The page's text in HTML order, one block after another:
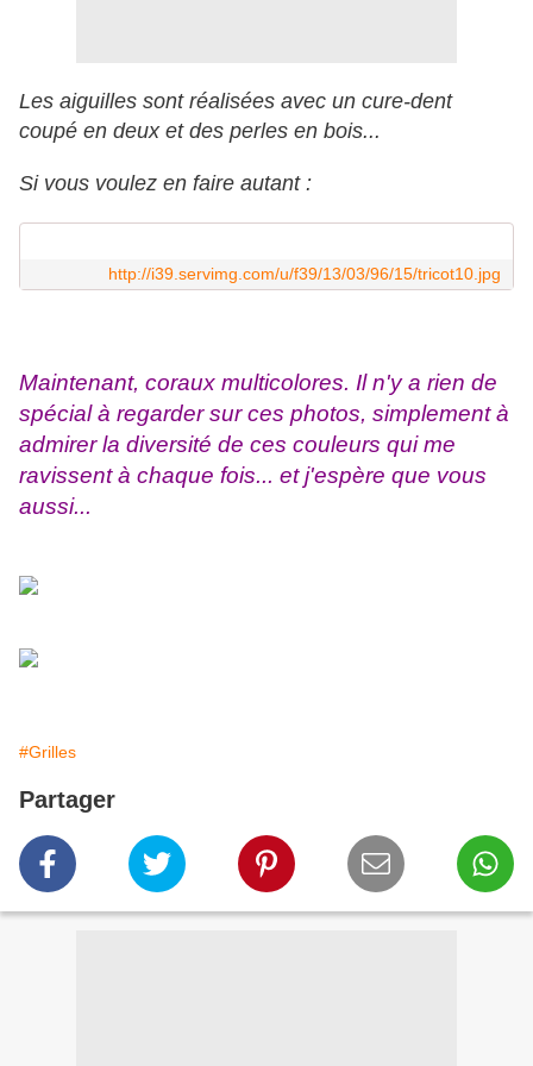
Les aiguilles sont réalisées avec un cure-dent
coupé en deux et des perles en bois...
Si vous voulez en faire autant :
http://i39.servimg.com/u/f39/13/03/96/15/tricot10.jpg
Maintenant, coraux multicolores. Il n'y a rien de
spécial à regarder sur ces photos, simplement à
admirer la diversité de ces couleurs qui me
ravissent à chaque fois... et j'espère que vous
aussi...
#Grilles
Partager